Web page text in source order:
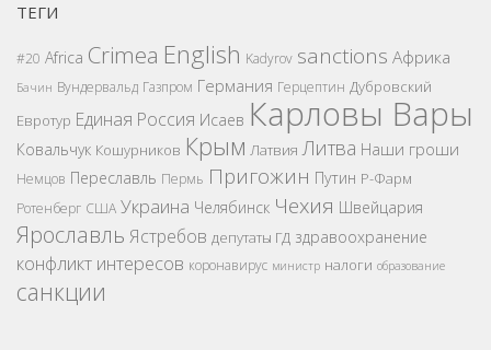
ТЕГИ
#20 Africa Crimea English Kadyrov sanctions Африка
Бачин Вундервальд Газпром Германия Герцептин Дубровский
Евротур Единая Россия Исаев Карловы Вары
Ковальчук Кошурников Крым Латвия Литва Наши гроши
Немцов Переславль Пермь Пригожин Путин Р-Фарм
Ротенберг США Украина Челябинск Чехия Швейцария
Ярославль Ястребов депутаты ГД здравоохранение
конфликт интересов коронавирус министр налоги образование
санкции